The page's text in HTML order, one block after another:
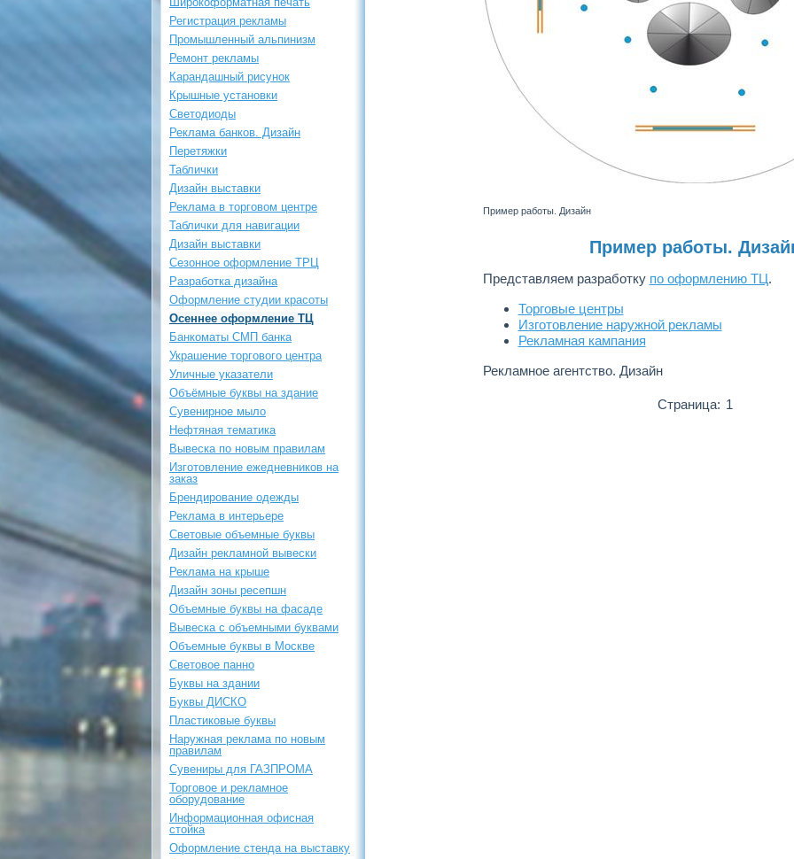
Регистрация рекламы
Промышленный альпинизм
Ремонт рекламы
Карандашный рисунок
Крышные установки
Светодиоды
Реклама банков. Дизайн
Перетяжки
Таблички
Дизайн выставки
Реклама в торговом центре
Таблички для навигации
Дизайн выставки
Сезонное оформление ТРЦ
Разработка дизайна
Оформление студии красоты
Осеннее оформление ТЦ
Банкоматы СМП банка
Украшение торгового центра
Уличные указатели
Объёмные буквы на здание
Сувенирное мыло
Нефтяная тематика
Вывеска по новым правилам
Изготовление ежедневников на
заказ
Брендирование одежды
Реклама в интерьере
Световые объемные буквы
Дизайн рекламной вывески
Реклама на крыше
Дизайн зоны ресепшн
Объемные буквы на фасаде
Вывеска с объемными буквами
Объемные буквы в Москве
Световое панно
Буквы на здании
Буквы ДИСКО
Пластиковые буквы
Наружная реклама по новым
правилам
Сувениры для ГАЗПРОМА
Торговое и рекламное
оборудование
Информационная офисная
стойка
Оформление стенда на выставку
Пример работы. Дизайн
Пример работы.
Представляем разработку по оформлению ТЦ.
Торговые центры
Изготовление наружной рекламы
Рекламная кампания
Рекламное агентство. Дизайн
Страница: 1